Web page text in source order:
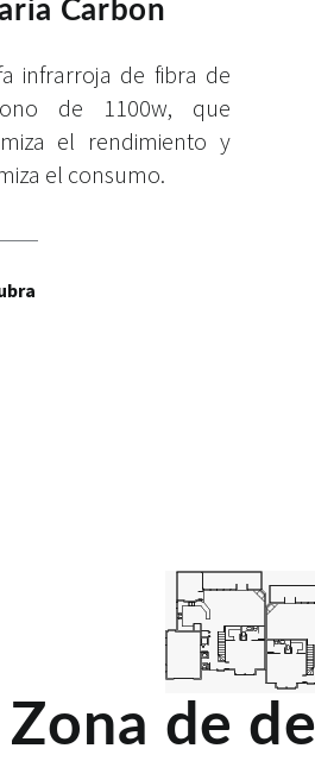
Carbon
infrarroja de fibra de
de 1100w, que
el rendimiento y
el consumo.
Zona de